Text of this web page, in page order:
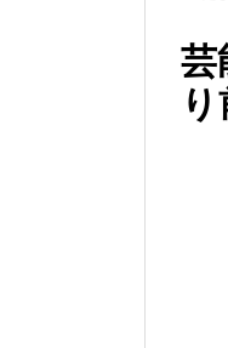
芸